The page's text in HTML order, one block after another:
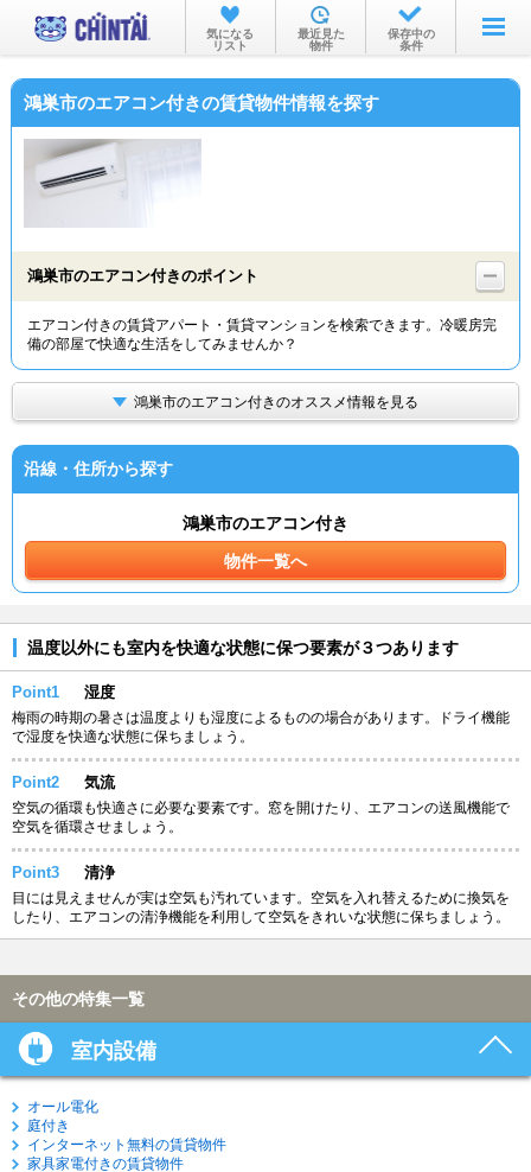
お部屋を探す
沿線・駅から
物件特集から
TOP
気になる
リスト
最近見た
物件
保存中の
条件
鴻巣市のエアコン付きの賃貸物件情報を探す
鴻巣市のエアコン付きのポイント
エアコン付きの賃貸アパート・賃貸マンションを検索できます。冷暖房完
備の部屋で快適な生活をしてみませんか？
鴻巣市のエアコン付きのオススメ情報を見る
沿線・住所から探す
鴻巣市のエアコン付き
物件一覧へ
温度以外にも室内を快適な状態に保つ要素が３つあります
Point1 湿度
梅雨の時期の暑さは温度よりも湿度によるものの場合があります。ドライ機能
で湿度を快適な状態に保ちましょう。
Point2 気流
空気の循環も快適さに必要な要素です。窓を開けたり、エアコンの送風機能で
空気を循環させましょう。
Point3 清浄
目には見えませんが実は空気も汚れています。空気を入れ替えるために換気を
したり、エアコンの清浄機能を利用して空気をきれいな状態に保ちましょう。
その他の特集一覧
室内設備
オール電化
庭付き
インターネット無料の賃貸物件
家具家電付きの賃貸物件